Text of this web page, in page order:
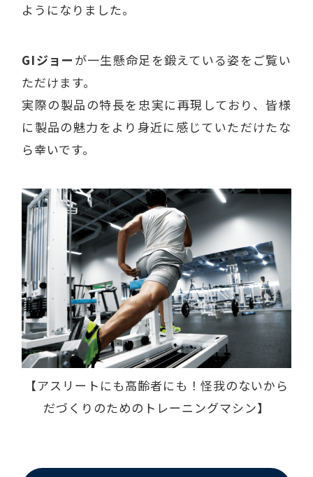
ようになりました。
GIジョー が一生懸命足を鍛えている姿をご覧い
ただけます。
実際の製品の特長を忠実に再現しており、皆様
に製品の魅力をより身近に感じていただけたな
ら幸いです。
【アスリートにも高齢者にも！怪我のないから
だづくりのためのトレーニングマシン】